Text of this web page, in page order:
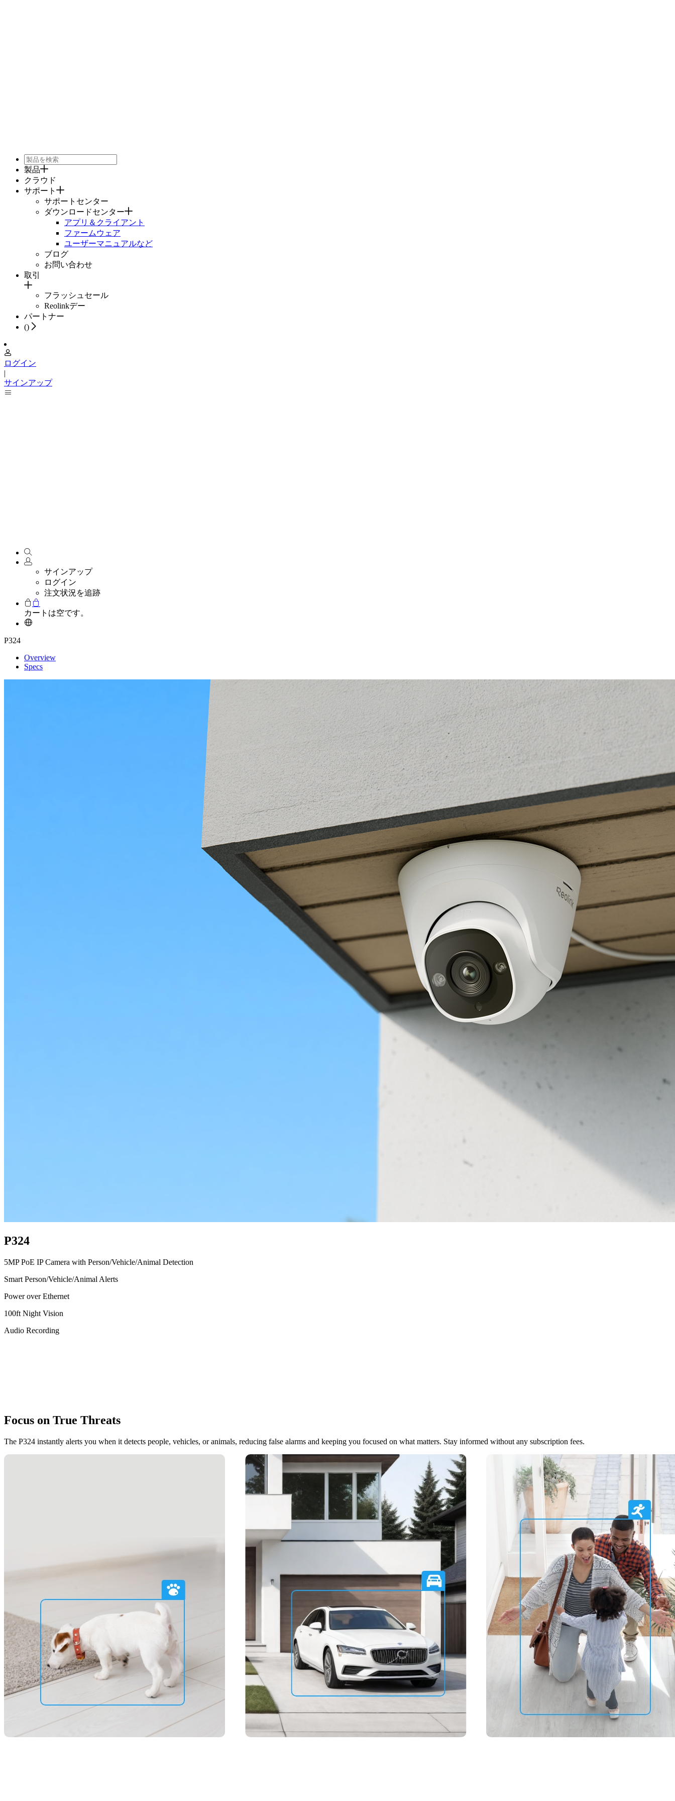
製品
クラウド
サポート
サポートセンター
ダウンロードセンター
アプリ＆クライアント
ファームウェア
ユーザーマニュアルなど
ブログ
お問い合わせ
取引
フラッシュセール
Reolinkデー
パートナー
()
ログイン
|
サインアップ
サインアップ
ログイン
注文状況を追跡
カートは空です。
P324
Overview
Specs
P324
5MP PoE IP Camera with Person/Vehicle/Animal Detection
Smart Person/Vehicle/Animal Alerts
Power over Ethernet
100ft Night Vision
Audio Recording
Focus on True Threats
The P324 instantly alerts you when it detects people, vehicles, or animals, reducing false alarms and keeping you focused on what matters. Stay informed without any subscription fees.